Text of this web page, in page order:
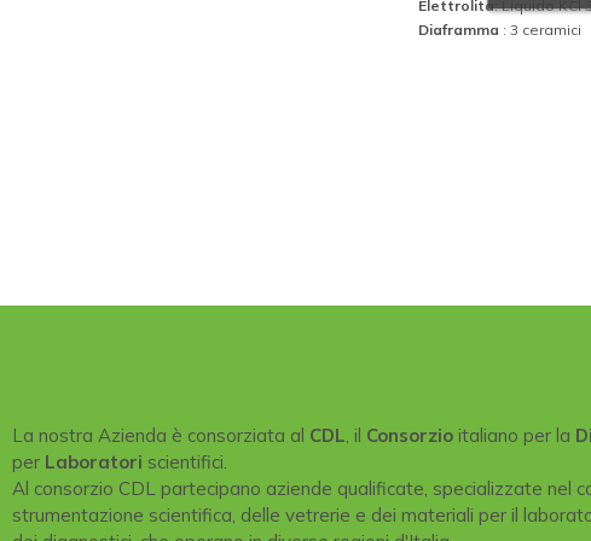
Elettrolita: Liquido KCl
Diaframma : 3 ceramici
La nostra Azienda è consorziata al CDL, il Consorzio italiano per la
per Laboratori scientifici.
Al consorzio CDL partecipano aziende qualificate, specializzate nel
strumentazione scientifica, delle vetrerie e dei materiali per il